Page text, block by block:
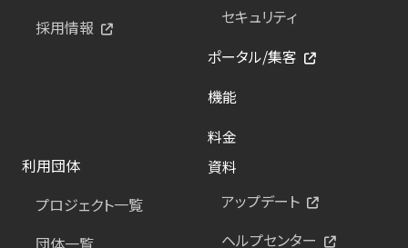
採用情報
セキュリティ
ポータル/集客
機能
料金
利用団体
プロジェクト一覧
団体一覧
資料
アップデート
ヘルプセンター